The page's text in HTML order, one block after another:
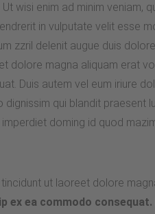
wisi enim ad minim
in vulputate velit esse
zzril delenit augue duis
dolore magna aliquam erat
Duis autem vel eum iriure
qui blandit
doming id quod
ut laoreet dolore
ea commodo